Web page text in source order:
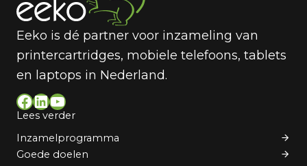
Eeko is dé partner voor inzameling van
printercartridges, mobiele telefoons, tablets
en laptops in Nederland.
Facebook LinkedIn YouTube
Lees verder
Inzamelprogramma
Goede doelen